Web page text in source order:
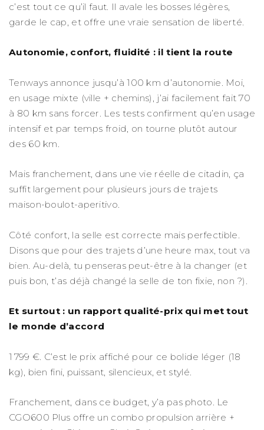
c’est tout ce qu’il faut. Il avale les bosses légères,
garde le cap, et offre une vraie sensation de liberté.
Autonomie, confort, fluidité : il tient la route
Tenways annonce jusqu’à 100 km d’autonomie. Moi,
en usage mixte (ville + chemins), j’ai facilement fait 70
à 80 km sans forcer. Les tests confirment qu’en usage
intensif et par temps froid, on tourne plutôt autour
des 60 km.
Mais franchement, dans une vie réelle de citadin, ça
suffit largement pour plusieurs jours de trajets
maison-boulot-aperitivo.
Côté confort, la selle est correcte mais perfectible.
Disons que pour des trajets d’une heure max, tout va
bien. Au-delà, tu penseras peut-être à la changer (et
puis bon, t’as déjà changé la selle de ton fixie, non ?).
Et surtout : un rapport qualité-prix qui met tout
le monde d’accord
1 799 €. C’est le prix affiché pour ce bolide léger (18
kg), bien fini, puissant, silencieux, et stylé.
Franchement, dans ce budget, y’a pas photo. Le
CGO600 Plus offre un combo propulsion arrière +